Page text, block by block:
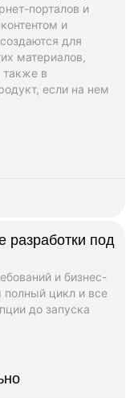
порталов и
и
для
материалов,
также в
если на нем
разработки под
и бизнес-
полный цикл и все
до запуска